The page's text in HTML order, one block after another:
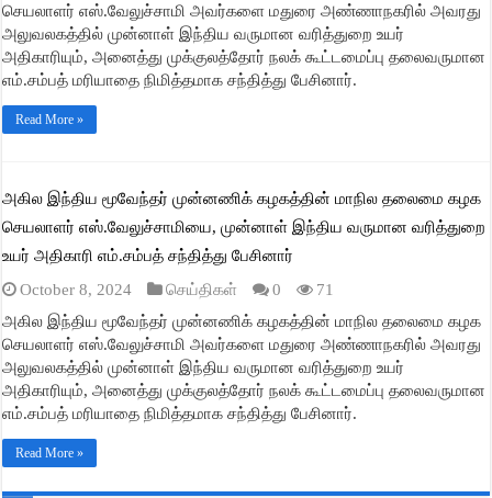
செயலாளர் எஸ்.வேலுச்சாமி அவர்களை மதுரை அண்ணாநகரில் அவரது
அலுவலகத்தில் முன்னாள் இந்திய வருமான வரித்துறை உயர்
அதிகாரியும், அனைத்து முக்குலத்தோர் நலக் கூட்டமைப்பு தலைவருமான
எம்.சம்பத் மரியாதை நிமித்தமாக சந்தித்து பேசினார்.
Read More »
அகில இந்திய மூவேந்தர் முன்னணிக் கழகத்தின் மாநில தலைமை கழக
செயலாளர் எஸ்.வேலுச்சாமியை, முன்னாள் இந்திய வருமான வரித்துறை
உயர் அதிகாரி எம்.சம்பத் சந்தித்து பேசினார்
October 8, 2024
செய்திகள் 0
71
அகில இந்திய மூவேந்தர் முன்னணிக் கழகத்தின் மாநில தலைமை கழக
செயலாளர் எஸ்.வேலுச்சாமி அவர்களை மதுரை அண்ணாநகரில் அவரது
அலுவலகத்தில் முன்னாள் இந்திய வருமான வரித்துறை உயர்
அதிகாரியும், அனைத்து முக்குலத்தோர் நலக் கூட்டமைப்பு தலைவருமான
எம்.சம்பத் மரியாதை நிமித்தமாக சந்தித்து பேசினார்.
Read More »